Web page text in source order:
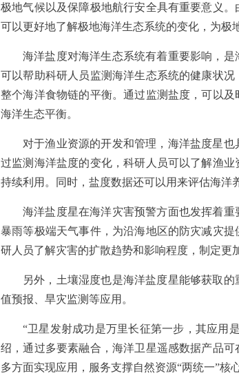
极地气候以及保障极地航行安全具有重要意义
可以更好地了解极地海洋生态系统的变化，为极
海洋盐度对海洋生态系统有着重要影响，
可以帮助科研人员监测海洋生态系统的健康状
整个海洋食物链的平衡。通过监测盐度，可以
海洋生态平衡。
对于渔业资源的开发和管理，海洋盐度星
过监测海洋盐度的变化，科研人员可以了解渔
持续利用。同时，盐度数据还可以用来评估海洋
海洋盐度星在海洋灾害预警方面也发挥着
暴雨等极端天气事件，为沿海地区的防灾减灾
研人员了解灾害的扩散趋势和影响程度，制定更
另外，土壤湿度也是海洋盐度星能够获取
值预报、旱灾监测等应用。
“卫星发射成功是万里长征第一步，其应用
绍，通过多要素融合，海洋卫星遥感数据产品
多方面实现应用，服务支撑自然资源“两统一”核